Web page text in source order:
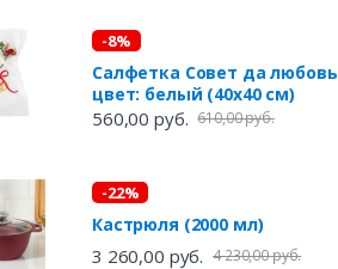
-8%
Салфетка Совет да любовь
цвет: белый (40х40 см)
560,00 руб. 610,00 руб.
-22%
Кастрюля (2000 мл)
3 260,00 руб. 4 230,00 руб.